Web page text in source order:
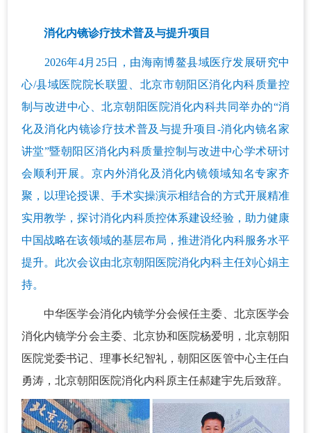
消化内镜诊疗技术普及与提升项目
2026年4月25日，由海南博鳌县域医疗发展研究中
心/县域医院院长联盟、北京市朝阳区消化内科质量控
制与改进中心、北京朝阳医院消化内科共同举办的“消
化及消化内镜诊疗技术普及与提升项目-消化内镜名家
讲堂”暨朝阳区消化内科质量控制与改进中心学术研讨
会顺利开展。京内外消化及消化内镜领域知名专家齐
聚，以理论授课、手术实操演示相结合的方式开展精准
实用教学，探讨消化内科质控体系建设经验，助力健康
中国战略在该领域的基层布局，推进消化内科服务水平
提升。此次会议由北京朝阳医院消化内科主任刘心娟主
持。
中华医学会消化内镜学分会候任主委、北京医学会
消化内镜学分会主委、北京协和医院杨爱明，北京朝阳
医院党委书记、理事长纪智礼，朝阳区医管中心主任白
勇涛，北京朝阳医院消化内科原主任郝建宇先后致辞。